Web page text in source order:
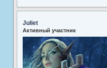
Juliet
Активный участник